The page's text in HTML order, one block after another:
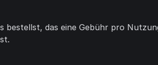
bestellst, das eine Gebühr pro